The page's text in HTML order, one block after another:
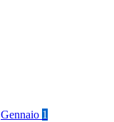
Gennaio 1